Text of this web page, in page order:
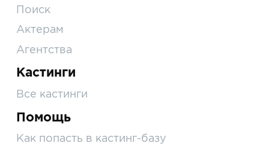
Поиск
Актерам
Агентства
Кастинги
Все кастинги
Помощь
Как попасть в кастинг-базу